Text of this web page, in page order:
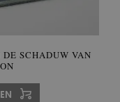
SCHADUW VAN